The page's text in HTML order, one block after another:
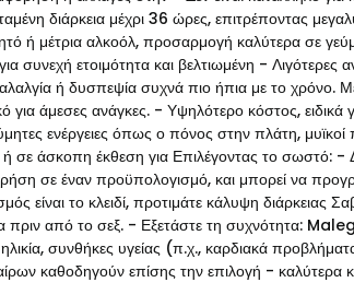
διάρκεια μέχρι 36 ώρες, επιτρέποντας
ή μέτρια αλκοόλ, προσαρμογή καλύτερα σε
ετοιμότητα και βελτιωμένη - Λιγότερες
ή δυσπεψία συχνά πιο ήπια με το χρόνο.
για άμεσες ανάγκες. - Υψηλότερο κόστος,
ενέργειες όπως ο πόνος στην πλάτη,
σε άσκοπη έκθεση για Επιλέγοντας το σωστό: -
σε έναν προϋπολογισμό, και μπορεί να
είναι το κλειδί, προτιμάτε κάλυψη διάρκειας
πριν από το σεξ. - Εξετάστε τη συχνότητα:
συνθήκες υγείας (π.χ., καρδιακά
καθοδηγούν επίσης την επιλογή - καλύτερα